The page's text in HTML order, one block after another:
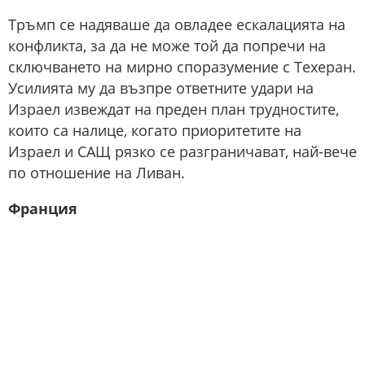
Тръмп се надяваше да овладее ескалацията на
конфликта, за да не може той да попречи на
сключването на мирно споразумение с Техеран.
Усилията му да възпре ответните удари на
Израел извеждат на преден план трудностите,
които са налице, когато приоритетите на
Израел и САЩ рязко се разграничават, най-вече
по отношение на Ливан.
Франция